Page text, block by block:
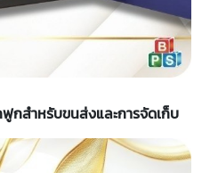
กสำหรับขนส่งและการจัดเก็บ